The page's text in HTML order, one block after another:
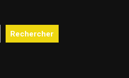
Rechercher